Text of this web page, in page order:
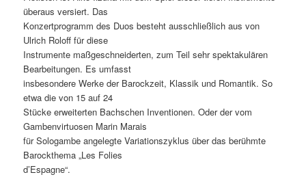
überaus versiert. Das
Konzertprogramm des Duos besteht ausschließlich aus von
Ulrich Roloff für diese
Instrumente maßgeschneiderten, zum Teil sehr spektakulären
Bearbeitungen. Es umfasst
insbesondere Werke der Barockzeit, Klassik und Romantik. So
etwa die von 15 auf 24
Stücke erweiterten Bachschen Inventionen. Oder der vom
Gambenvirtuosen Marin Marais
für Sologambe angelegte Variationszyklus über das berühmte
Barockthema „Les Folies
d’Espagne“.